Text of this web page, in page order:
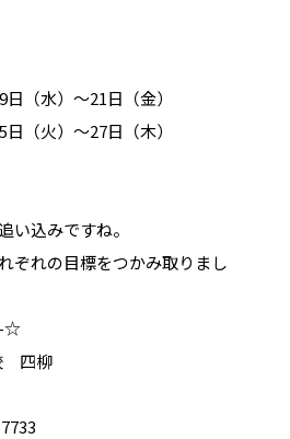
（水）～21日（金）
（火）～27日（木）
い込みですね。
ぞれの目標をつかみ取りまし
☆
四柳